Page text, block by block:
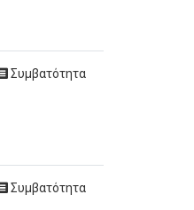
Συμβατότητα
Συμβατότητα